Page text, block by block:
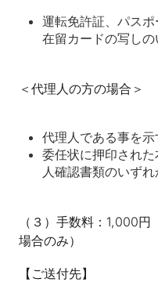
運転免許証、パスポ
在留カードの写し
＜代理人の方の場合＞
代理人である事を示
委任状に押印され
人確認書類のいずれ
（３）手数料：1,000
場合のみ）
【ご送付先】